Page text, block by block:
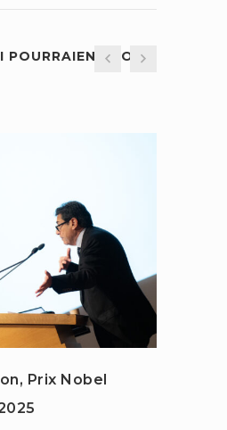
VOUS
Prix Nobel